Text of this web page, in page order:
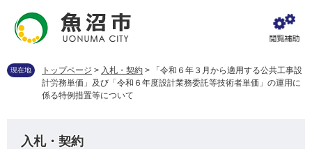
先
を現在地 トップページ > 入札・契約 >
「令和６年３月から適用する公共工事設
計労務単価」及び「令和６年度設計業務委託等技術者単価」の運用に
係る特例措置等について
入札・契約